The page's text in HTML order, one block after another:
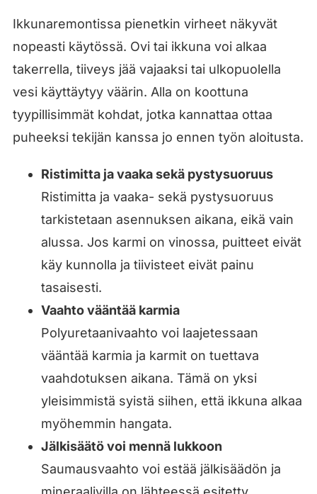
Ikkunaremontissa pienetkin virheet näkyvät
nopeasti käytössä. Ovi tai ikkuna voi alkaa
takerrella, tiiveys jää vajaaksi tai ulkopuolella
vesi käyttäytyy väärin. Alla on koottuna
tyypillisimmät kohdat, jotka kannattaa ottaa
puheeksi tekijän kanssa jo ennen työn aloitusta.
Ristimitta ja vaaka sekä pystysuoruus
Ristimitta ja vaaka- sekä pystysuoruus
tarkistetaan asennuksen aikana, eikä vain
alussa. Jos karmi on vinossa, puitteet eivät
käy kunnolla ja tiivisteet eivät painu
tasaisesti.
Vaahto vääntää karmia
Polyuretaanivaahto voi laajetessaan
vääntää karmia ja karmit on tuettava
vaahdotuksen aikana. Tämä on yksi
yleisimmistä syistä siihen, että ikkuna alkaa
myöhemmin hangata.
Jälkisäätö voi mennä lukkoon
Saumausvaahto voi estää jälkisäädön ja